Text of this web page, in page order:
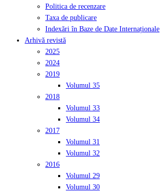
Politica de recenzare
Taxa de publicare
Indexări în Baze de Date Internaționale
Arhivă revistă
2025
2024
2019
Volumul 35
2018
Volumul 33
Volumul 34
2017
Volumul 31
Volumul 32
2016
Volumul 29
Volumul 30